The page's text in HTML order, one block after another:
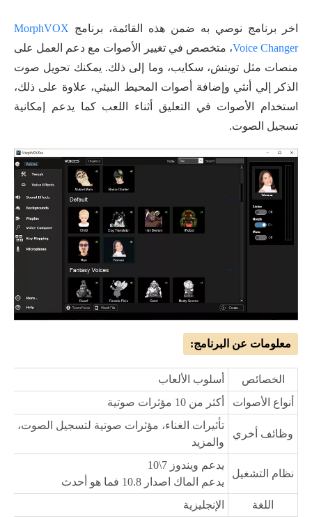
اخر برنامج نوصي به ضمن هذه القائمة، برنامج MorphVOX
Voice Changer، متخصص في تغيير الأصوات مع دعم العمل على
منصات مثل تويتش، سكايب، وما إلى ذلك. يمكنك تحويل صوت
الذكر إلي أنثي وإضافة أصوات المحيط البيئي، علاوة على ذلك،
استخدام الأصوات في التعليق أثناء اللعب كما يدعم إمكانية
تسجيل الصوت.
معلومات عن البرنامج:
الخصائص
أسلوب الألعاب
أنواع الأصوات
أكثر من 10 مؤثرات صوتية
وظائف أخري
تأثيرات الغناء، مؤثرات صوتية لتسجيل الصوت،
والمزيد
نظام التشغيل
يدعم ويندوز 7\10
يدعم الماك اصدار 10.8 فما هو أحدث
اللغة
الإنجليزية